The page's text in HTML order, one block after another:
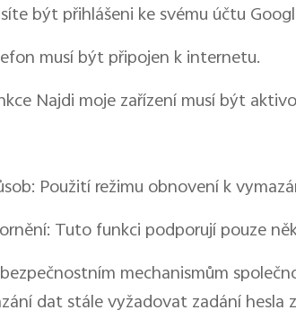
být přihlášeni ke svému účtu
musí být připojen k internetu.
Najdi moje zařízení musí být
Použití režimu obnovení k
Tuto funkci podporují pouze
mechanismům
dat stále vyžadovat zadání hesla